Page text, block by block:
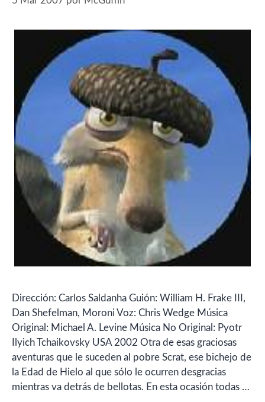
Dirección: Carlos Saldanha Guión: William H. Frake III,
Dan Shefelman, Moroni Voz: Chris Wedge Música
Original: Michael A. Levine Música No Original: Pyotr
Ilyich Tchaikovsky USA 2002 Otra de esas graciosas
aventuras que le suceden al pobre Scrat, ese bichejo de
la Edad de Hielo al que sólo le ocurren desgracias
mientras va detrás de bellotas. En esta ocasión todas …